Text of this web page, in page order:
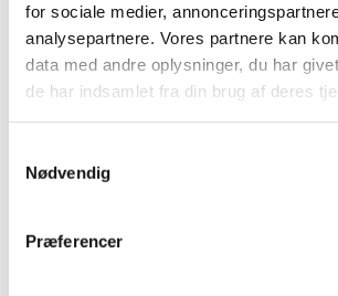
for sociale medier,
analysepartnere. Vores partnere kan
data med andre oplysninger, du har
de har indsamlet fra din brug af deres
Nødvendig
Præferencer
2021 (516)
2020 (263)
2019 (159)
oktober (20)
juli (14)